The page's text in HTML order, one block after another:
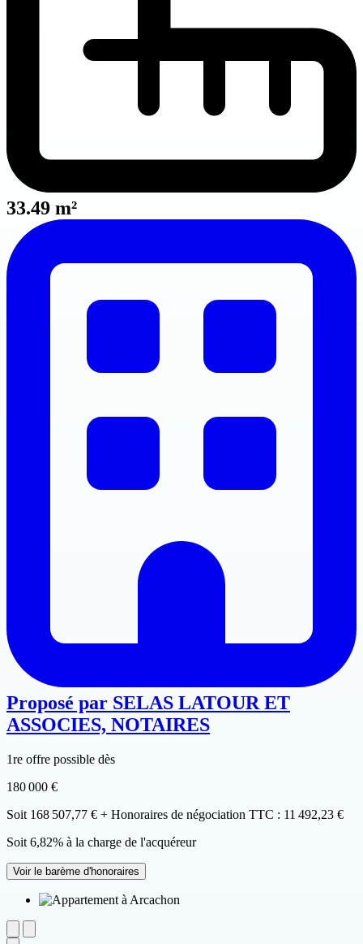
33.49 m²
Proposé par SELAS LATOUR ET
ASSOCIES, NOTAIRES
1re offre possible dès
180 000 €
Soit 168 507,77 € + Honoraires de négociation TTC : 11 492,23 €
Soit 6,82% à la charge de l'acquéreur
Voir le barème d'honoraires